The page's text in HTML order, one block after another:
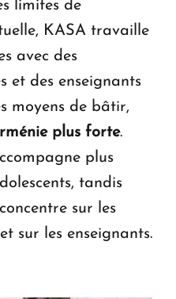
limites de
KASA travaille
avec des
et des enseignants
moyens de bâtir,
plus forte.
plus
tandis
sur les
sur les enseignants.